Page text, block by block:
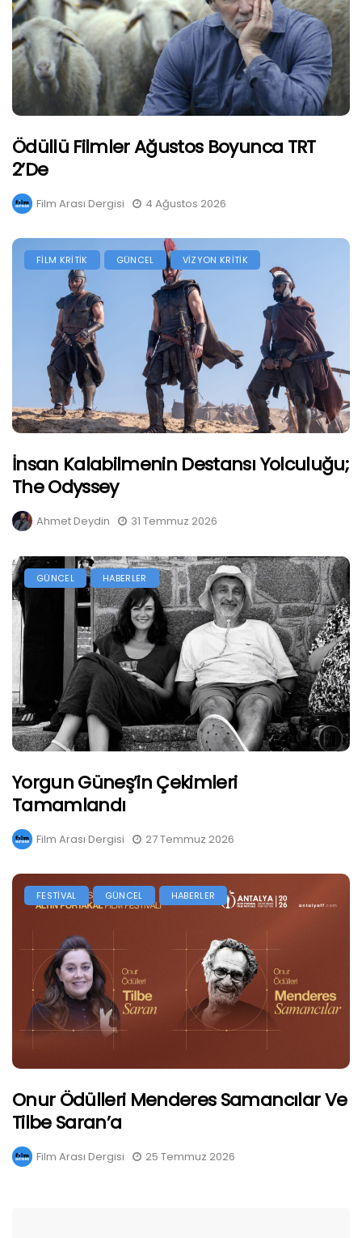
Ödüllü Filmler Ağustos Boyunca TRT
2’de
Film Arası Dergisi 4 Ağustos 2026
FİLM KRİTİK GÜNCEL VİZYON KRİTİK
İnsan Kalabilmenin Destansı Yolculuğu;
The Odyssey
Ahmet Deydin 31 Temmuz 2026
GÜNCEL HABERLER
Yorgun Güneş’in Çekimleri
Tamamlandı
Film Arası Dergisi 27 Temmuz 2026
FESTİVAL GÜNCEL HABERLER
Onur Ödülleri Menderes Samancılar Ve
Tilbe Saran’a
Film Arası Dergisi 25 Temmuz 2026